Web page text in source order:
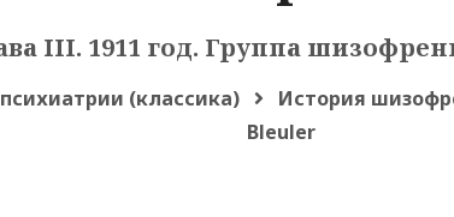
III. 1911 год. Группа
(классика) История
Bleuler